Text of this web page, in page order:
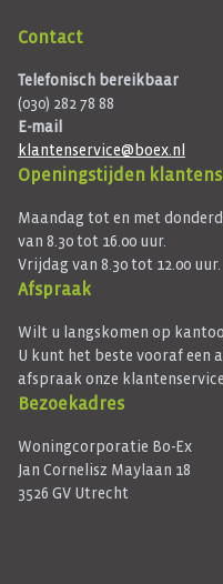
Contact
Telefonisch bereikbaar
(030) 282 78 88
E-mail
klantenservice@boex.nl
Openingstijden
Maandag tot en met
van 8.30 tot 16.00 uur.
Vrijdag van 8.30 tot 12.00 uur.
Afspraak
Wilt u langskomen op
U kunt het beste vooraf een
afspraak onze
Bezoekadres
Woningcorporatie Bo-Ex
Jan Cornelisz Maylaan 18
3526 GV Utrecht